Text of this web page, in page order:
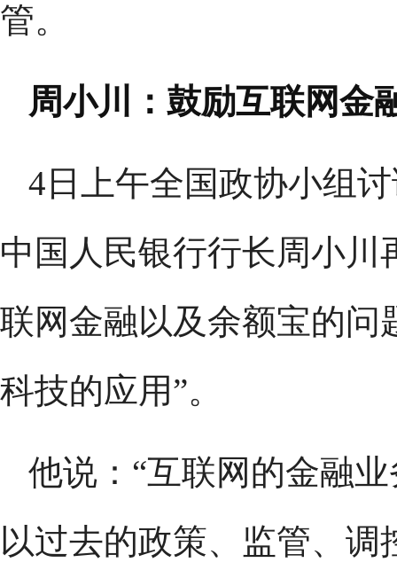
管。
周小川：鼓励互联网金
4日上午全国政协小组
中国人民银行行长周小
联网金融以及余额宝的问
科技的应用”。
他说：“互联网的金融
以过去的政策、监管、